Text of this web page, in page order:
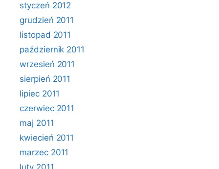
styczeń 2012
grudzień 2011
listopad 2011
październik 2011
wrzesień 2011
sierpień 2011
lipiec 2011
czerwiec 2011
maj 2011
kwiecień 2011
marzec 2011
luty 2011